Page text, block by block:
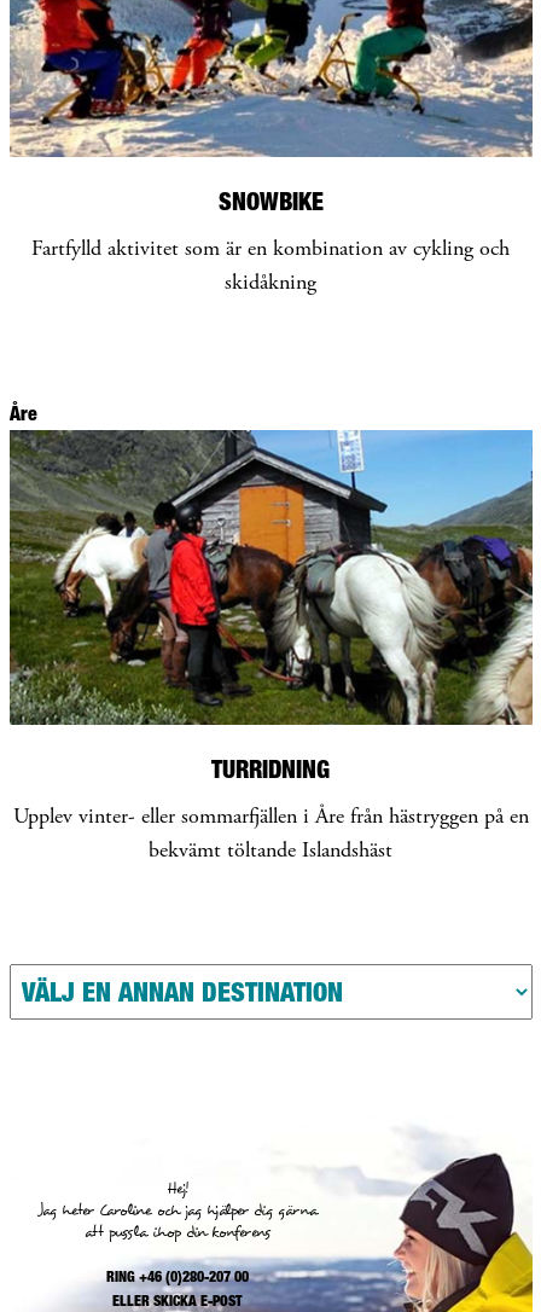
SNOWBIKE
Fartfylld aktivitet som är en kombination av cykling och
skidåkning
Åre
TURRIDNING
Upplev vinter- eller sommarfjällen i Åre från hästryggen på en
bekvämt töltande Islandshäst
Hej!
Jag heter Caroline och jag hjälper dig gärna
att pussla ihop din konferens
RING +46 (0)280-207 00
ELLERSKICKA E-POST